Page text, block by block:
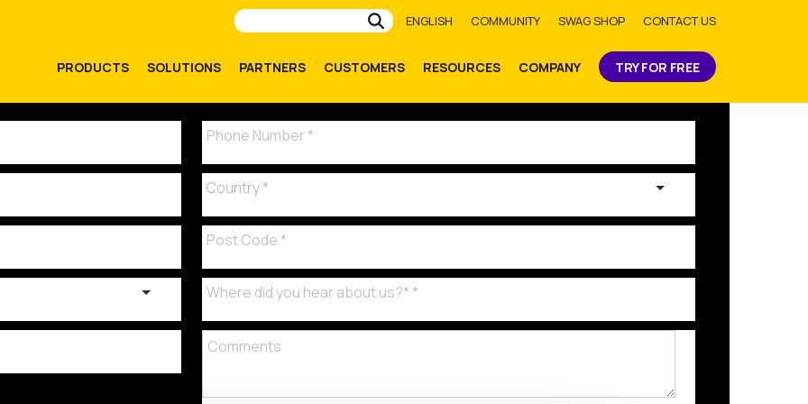
Submit
ENGLISH COMMUNITY SWAG SHOP CONTACT US
PRODUCTS SOLUTIONS PARTNERS CUSTOMERS RESOURCES COMPANY TRY FOR FREE